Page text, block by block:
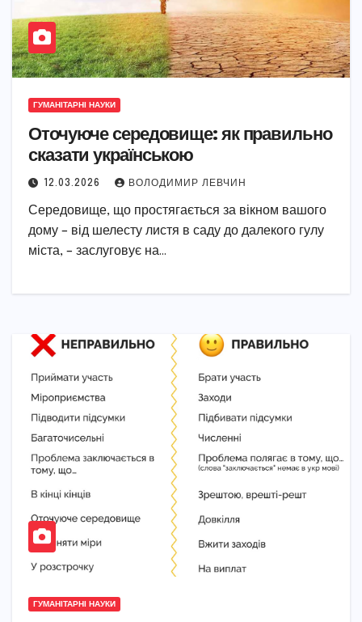
ГУМАНІТАРНІ НАУКИ
Оточуюче середовище: як правильно
сказати українською
12.03.2026 ВОЛОДИМИР ЛЕВЧИН
Середовище, що простягається за вікном вашого
дому – від шелесту листя в саду до далекого гулу
міста, – заслуговує на…
ГУМАНІТАРНІ НАУКИ